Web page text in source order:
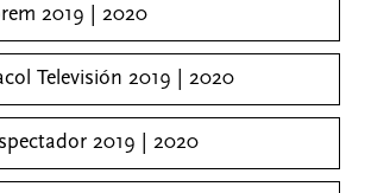
2019 | 2020
Televisión 2019 | 2020
2019 | 2020